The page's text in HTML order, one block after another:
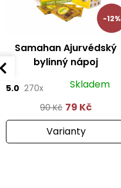
-12%
Samahan Ajurvédský
bylinný nápoj
5.0 270x Skladem
90 Kč 79 Kč
Varianty